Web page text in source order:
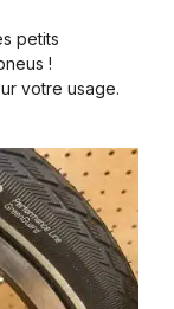
petits
!
votre usage.